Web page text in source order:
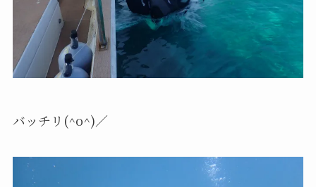
バッチリ(^o^)／